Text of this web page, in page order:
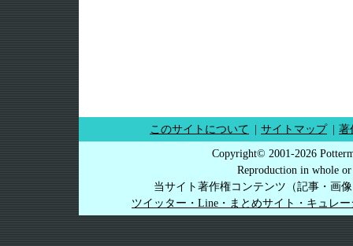
このサイトについて サイトマップ 著
Copyright© 2001-2026
Reproduction in whole
当サイト著作権コンテンツ（記事・画
ツイッター・Line・まとめサイト・キュレ